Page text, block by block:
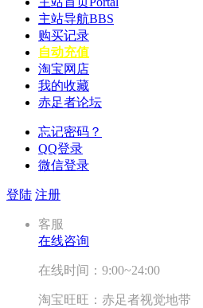
主站导航BBS
购买记录
自动充值
淘宝网店
我的收藏
赤足者论坛
忘记密码？
QQ登录
微信登录
登陆 注册
客服
在线咨询
在线时间：9:00~24:00
淘宝旺旺：赤足者视觉地带